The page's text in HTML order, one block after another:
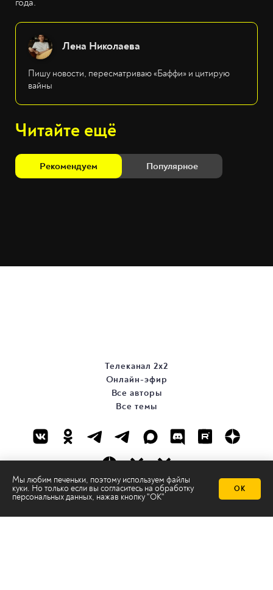
Лена Николаева
Пишу новости, пересматриваю «Баффи» и цитирую
вайны
Читайте ещё
Рекомендуем Популярное
Мы любим печеньки, поэтому используем файлы
куки. Но только если вы согласитесь на обработку
персональных данных, нажав кнопку "ОК"
ОК
Телеканал 2х2
Онлайн-эфир
Все авторы
Все темы
© ООО «ТРК «2Х2», 2026
Правовая информация